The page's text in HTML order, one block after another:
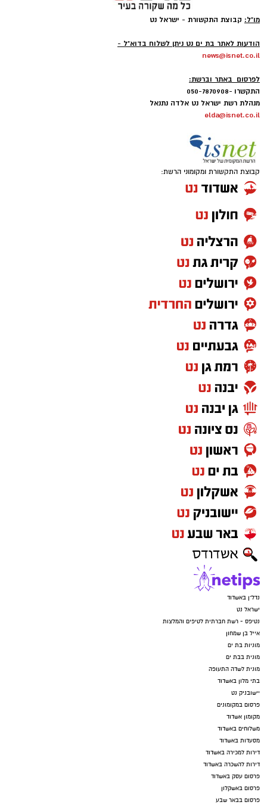
כאשר תושבים יוכלו לחנות ללא תשלום רק באזור
המגורים שלהם. חנייה בשאר חלקי העיר עלולה
להיות כרוכה בתשלום.
שימוש בתחבורה ציבורית ולהפחית את העומס
בכבישים, אולם נהגים רבים טוענים כי ללא שיפור
משמעותי בשירותי התחבורה הציבורית, מדובר
בעיקר בהכבדה כלכלית נוספת על הציבור.
בנוסף, צפויה להיכנס לשימוש מערכת דיגיטלית
חדשה שתסייע לנהגים להבין במהירות את תנאי
החנייה באמצעות צילום של השלט במקום.
יש לכם מידע חשוב שטרם נחשף? צילומים מאירוע
חדשותי? מצאתם טעות בכתבה? נשמח שתשתפו
אותנו
מו"ל: קבוצת התקשורת - ישראל נט
הודעות לאתר בת ים נט ניתן לשלוח בדוא"ל -
news@isnet.co.il
לפרסום באתר וברשת:
התקשרו -050-7870908
מנהלת רשת ישראל נט אלדה נתנאל
elda@isnet.co.il
קבוצת התקשורת ומקומוני הרשת:
נדל"ן באשדוד
ישראל נט
נטיפס - רשת חברתית לטיפים והמלצות
אייל בן שמחון
מוניות בת ים
מונית בבת ים
מונית לשדה התעופה
בתי מלון באשדוד
יישובניק נט
פרסום במקומונים
מקומון אשדוד
משלוחים באשדוד
מסעדות באשדוד
דירות למכירה באשדוד
דירות להשכרה באשדוד
פרסום עסק באשדוד
פרסום באשקלון
פרסום בבאר שבע